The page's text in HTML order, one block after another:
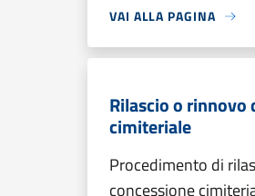
VAI ALLA PAGINA
Rilascio o rinnovo
cimiteriale
Procedimento di
concessione